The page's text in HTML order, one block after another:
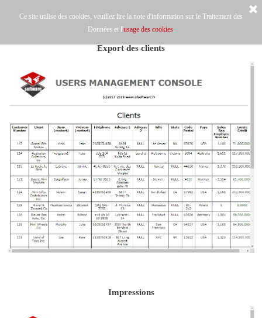
Ce site utilise des cookies, veuillez lire la note d'information sur le Traitement des
Données et l'usage des cookies.
Export des clients
Impressions